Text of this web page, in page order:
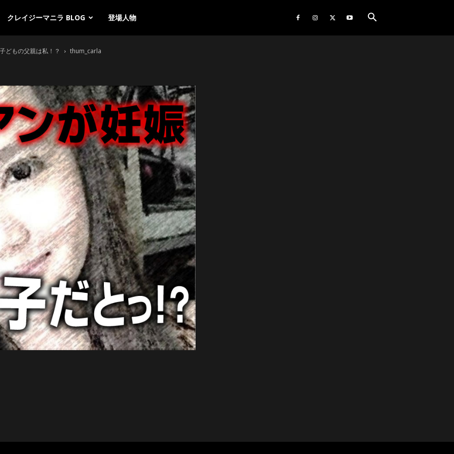
クレイジーマニラ BLOG 登場人物
どもの父親は私！？ thum_carla